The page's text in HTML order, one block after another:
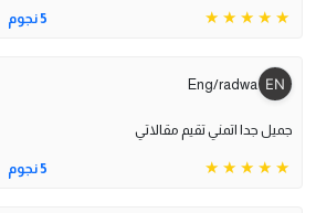
5 نجوم
Eng/radwa
جميل جدا اتمني تقيم مقالاتي
5 نجوم